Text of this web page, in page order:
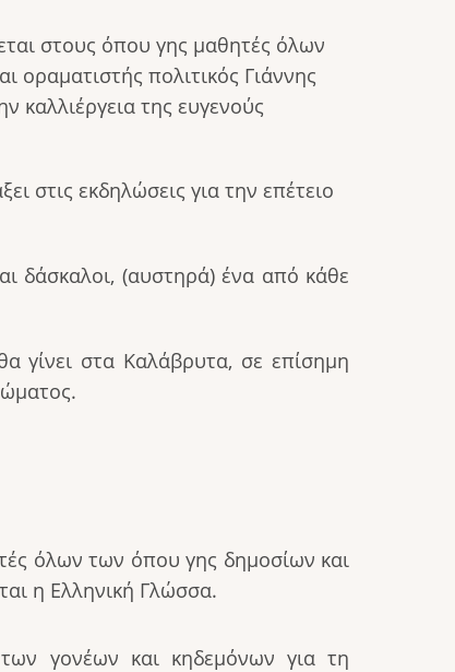
στους όπου γης μαθητές όλων
πολιτικός Γιάννης
καλλιέργεια της ευγενούς
στις εκδηλώσεις για την επέτειο
δάσκαλοι, (αυστηρά) ένα από κάθε
γίνει στα Καλάβρυτα, σε επίσημη
όλων των όπου γης δημοσίων και
η Ελληνική Γλώσσα.
γονέων και κηδεμόνων για τη